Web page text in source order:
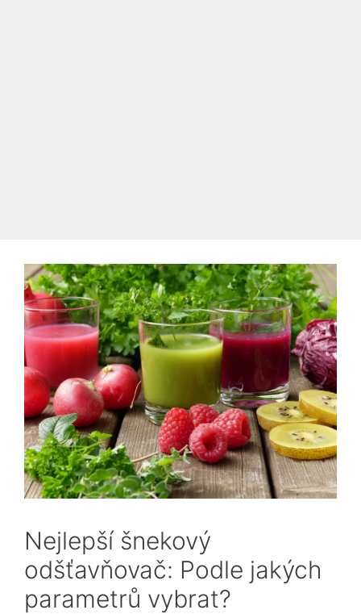
Nejlepší šnekový
odšťavňovač: Podle jakých
parametrů vybrat?